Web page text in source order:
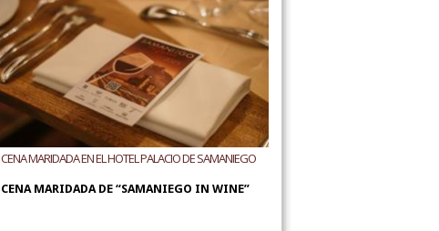
CENA MARIDADA EN EL HOTEL PALACIO DE SAMANIEGO
CENA MARIDADA DE “SAMANIEGO IN WINE”